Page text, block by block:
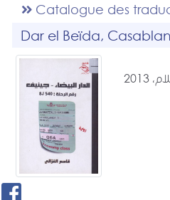
Catalogue des
Dar el Beïda,